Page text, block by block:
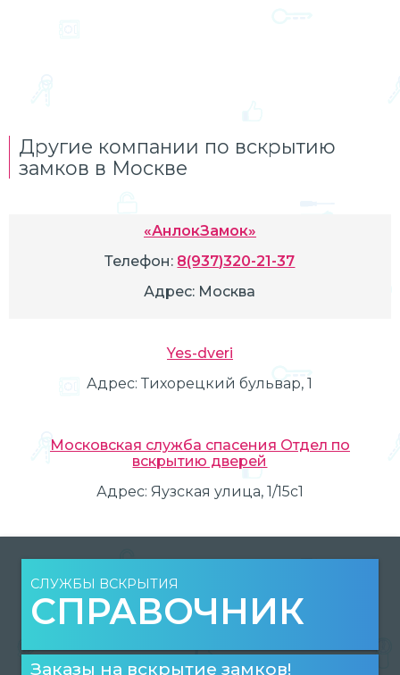
Другие компании по вскрытию
замков в Москве
«АнлокЗамок»
Телефон: 8(937)320-21-37
Адрес: Москва
Yes-dveri
Адрес: Тихорецкий бульвар, 1
Московская служба спасения Отдел по
вскрытию дверей
Адрес: Яузская улица, 1/15с1
СЛУЖБЫ ВСКРЫТИЯ
СПРАВОЧНИК
Заказы на вскрытие замков!